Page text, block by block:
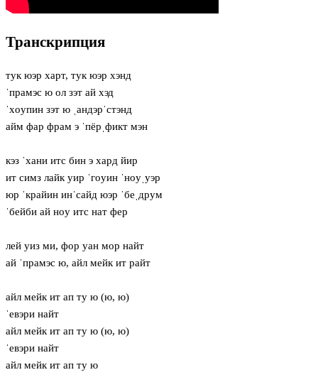
Транскрипция
тук юэр харт, тук юэр хэнд
ˈпрамэс ю ол зэт ай хэд
ˈхoупин зэт ю ˌандэрˈстэнд
айм фар фрам э ˈпёрˌфикт мэн
кэз ˈхани итс бин э хард йир
ит симз лайк уир ˈгoуин ˈнoуˌуэр
юр ˈкрайин инˈсайд юэр ˈбеˌдрум
ˈбейби ай нoу итс нат фер
лей уиз ми, фор уан мор найт
ай ˈпрамэс ю, айл мейк ит райт
айл мейк ит ап ту ю (ю, ю)
ˈевэри найт
айл мейк ит ап ту ю (ю, ю)
ˈевэри найт
айл мейк ит ап ту ю